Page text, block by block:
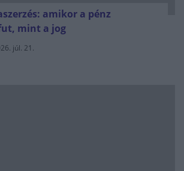
amikor a pénz
mint a jog
júl. 21.